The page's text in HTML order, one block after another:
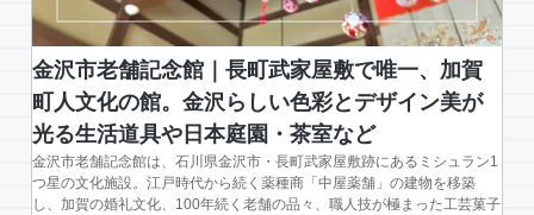
金沢市老舗記念館｜長町武家屋敷で唯一、加賀
町人文化の館。金沢らしい色彩とデザイン美が
光る生活道具や日本庭園・茶室など
金沢市老舗記念館は、石川県金沢市・長町武家屋敷跡にあるミシュラン1
つ星の文化施設。江戸時代から続く薬種商「中屋薬舗」の建物を移築
し、加賀の婚礼文化、100年続く老舗の品々、職人技が極まった工芸菓子